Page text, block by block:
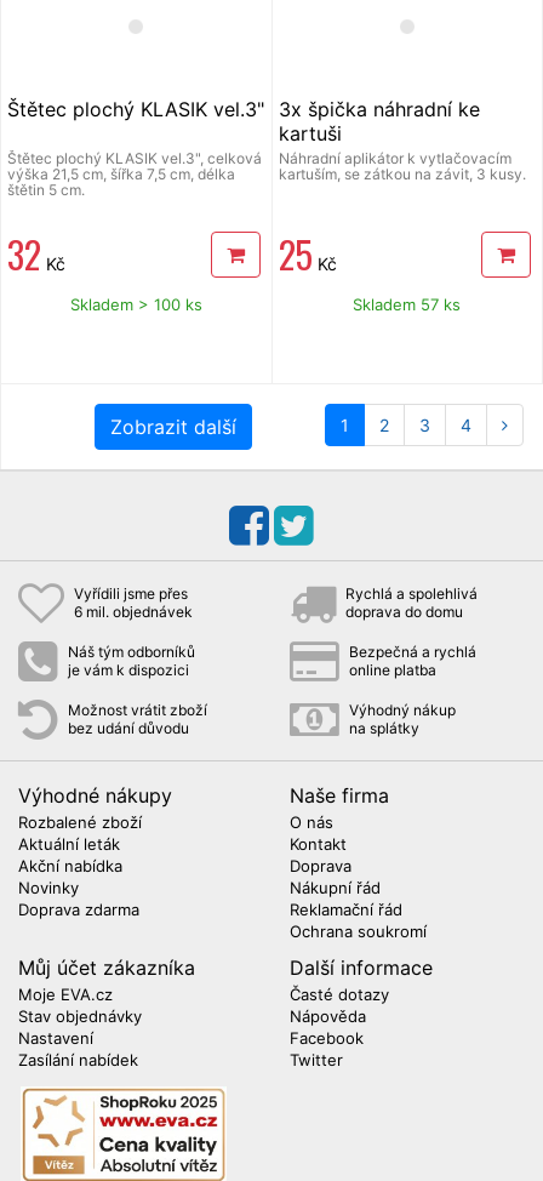
Štětec plochý KLASIK vel.3"
Štětec plochý KLASIK vel.3", celková
výška 21,5 cm, šířka 7,5 cm, délka
štětin 5 cm.
32 Kč
Skladem > 100 ks
3x špička náhradní ke
kartuši
Náhradní aplikátor k vytlačovacím
kartuším, se zátkou na závit, 3 kusy.
25 Kč
Skladem 57 ks
1 2 3 4
Zobrazit další
Vyřídili jsme přes
6 mil. objednávek
Rychlá a spolehlivá
doprava do domu
Náš tým odborníků
je vám k dispozici
Bezpečná a rychlá
online platba
Možnost vrátit zboží
bez udání důvodu
Výhodný nákup
na splátky
Výhodné nákupy
Rozbalené zboží
Aktuální leták
Akční nabídka
Novinky
Doprava zdarma
Naše firma
O nás
Kontakt
Doprava
Nákupní řád
Reklamační řád
Ochrana soukromí
Můj účet zákazníka
Moje EVA.cz
Stav objednávky
Nastavení
Zasílání nabídek
Další informace
Časté dotazy
Nápověda
Facebook
Twitter